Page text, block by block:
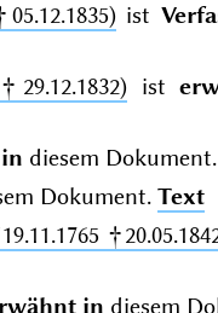
ist
ist
diesem Dokument.
Dokument. Text
in diesem